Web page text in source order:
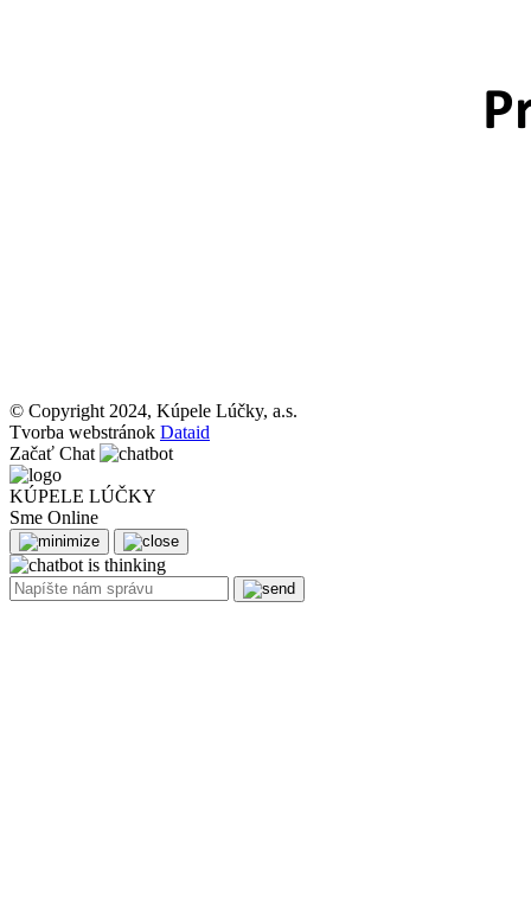
© Copyright 2024, Kúpele Lúčky, a.s.
Tvorba webstránok Dataid
Začať Chat
KÚPELE LÚČKY
Sme Online